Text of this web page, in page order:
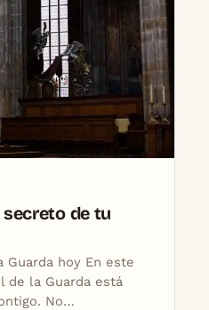
de tu
Guarda hoy En este
de la Guarda está
No…